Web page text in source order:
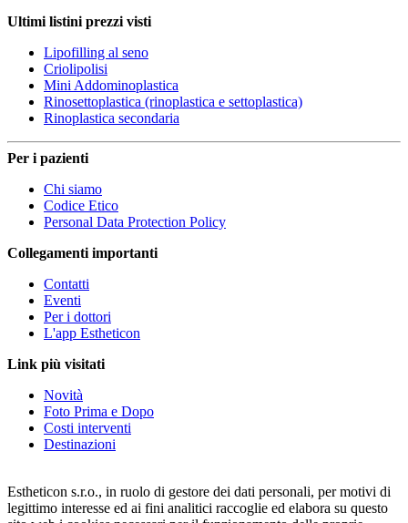
Ultimi listini prezzi visti
Lipofilling al seno
Criolipolisi
Mini Addominoplastica
Rinosettoplastica (rinoplastica e settoplastica)
Rinoplastica secondaria
Per i pazienti
Chi siamo
Codice Etico
Personal Data Protection Policy
Collegamenti importanti
Contatti
Eventi
Per i dottori
L'app Estheticon
Link più visitati
Novità
Foto Prima e Dopo
Costi interventi
Destinazioni
Estheticon s.r.o., in ruolo di gestore dei dati personali, per motivi di
legittimo interesse ed ai fini analitici raccoglie ed elabora su questo